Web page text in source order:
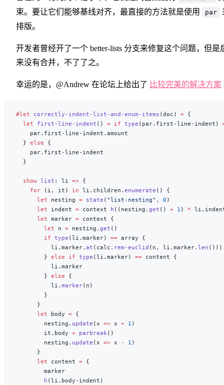
束。要让它们能够基线对齐，最直接的方法就是使用
par
排版。
开发者曾经开了一个 better-lists 分支来修复这个问题，但是
来没有合并，不了了之。
幸运的是，@Andrew 在论坛上给出了 比较完美的解决方案
#let correctly-indent-list-and-enum-items (doc) = {
  let
first-line-indent () = if type (par.first-line-indent)
    par.first-line-indent.amount
  }
else {
    par.first-line-indent
  }
  show
list : li => {
    for
(i, it) in li.children. enumerate () {
      let
nesting = state ( "list-nesting" , 0 )
      let
indent = context h ((nesting. get () + 1 ) *
      let
marker = context {
        let
n = nesting. get ()
        if
type (li.marker) == array {
          li.marker.
at (calc. rem-euclid (n, li.marker. len ()))
        }
else if type (li.marker) == content {
          li.marker
        }
else {
          li.
marker(n)
        }
      }
      let
body = {
        nesting.
update (x => x + 1 )
        it.body
+ parbreak()
        nesting.
update (x => x - 1 )
      }
      let
content = {
        marker
        h
(li.body-indent)